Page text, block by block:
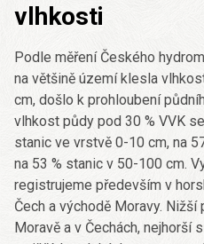
vlhkosti
Podle měření Českého
na většině území klesla
cm, došlo k prohloubení
vlhkost půdy pod 30 % VVK
stanic ve vrstvě 0-10 cm, na
na 53 % stanic v 50-100 cm.
registrujeme především v
Čech a východě Moravy.
Moravě a v Čechách, nejhorší